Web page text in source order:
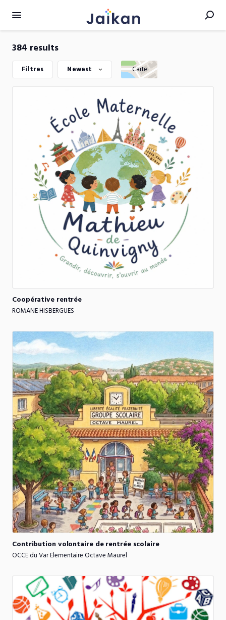
384 results
Filtres Newest Carte
Coopérative rentrée
ROMANE HISBERGUES
Contributionvolontaire derentrée scolaire
OCCE du Var Elementaire Octave Maurel